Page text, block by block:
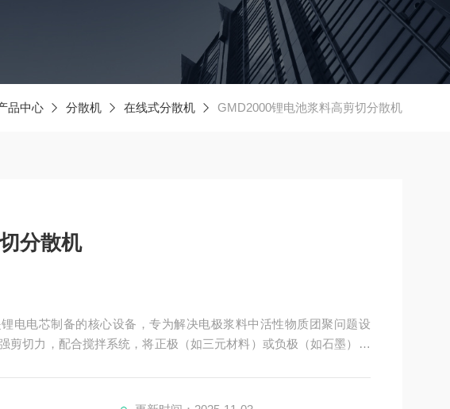
品中心 分散机 在线式分散机 GMD2000锂电池浆料高剪切分散机
分散机
电电芯制备的核心设备，专为解决电极浆料中活性物质团聚问题设
剪切力，配合搅拌系统，将正极（如三元材料）或负极（如石墨）颗